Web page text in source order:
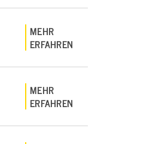
MEHR
ERFAHREN
MEHR
ERFAHREN